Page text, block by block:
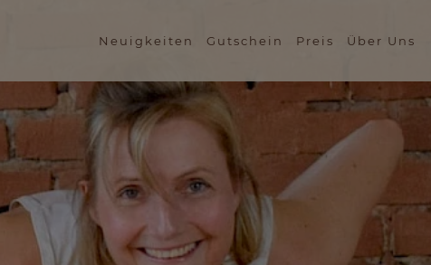
Neuigkeiten Gutschein Preis Über Uns